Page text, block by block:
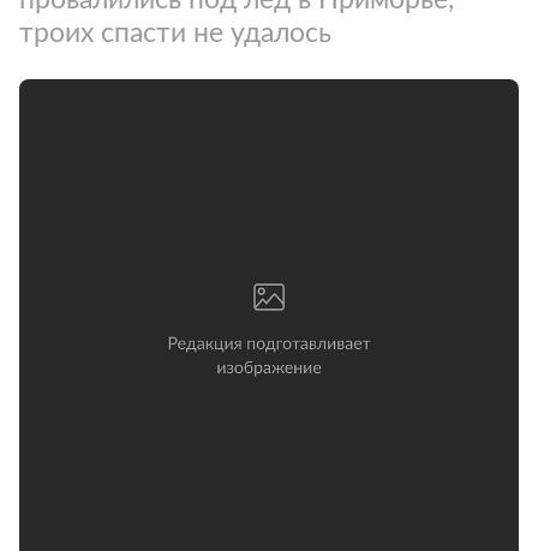
троих спасти не удалось